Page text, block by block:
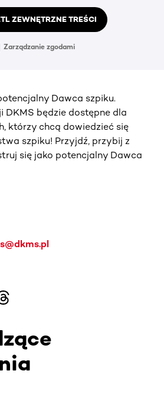
ZEWNĘTRZNE TREŚCI
Zarządzanie zgodami
Dawca szpiku.
DKMS będzie dostępne dla
którzy chcą dowiedzieć się
szpiku! Przyjdź, przybij z
się jako potencjalny Dawca